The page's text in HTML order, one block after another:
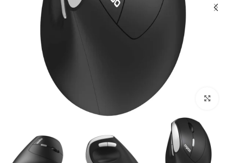
بزرگنمایی تصویر